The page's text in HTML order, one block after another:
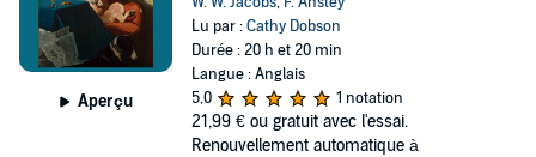
Aperçu
Lu par :Cathy Dobson
Durée : 20 h et 20 min
Langue : Anglais
5,0
1 notation
21,99 € ou gratuit avec l'essai.
Renouvellement automatique à